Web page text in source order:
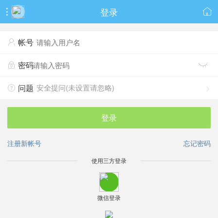
 登录 
 帐号
 密码 
 问题 
安全提问(未设置请忽略)
登录
忘记密码
注册新帐号
使用三方登录
微信登录